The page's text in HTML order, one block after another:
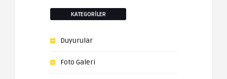
KATEGORILER
Duyurular
Foto Galeri